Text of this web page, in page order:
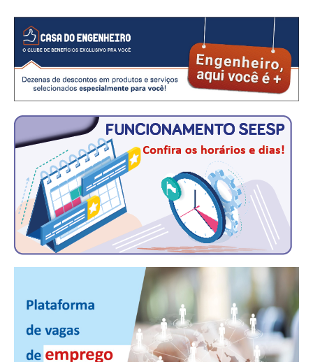
CONSULTORIA
ACORDOS, CONVENÇÕES E DISSÍDIOS
CONTRIBUIÇÕES
CONTRIBUIÇÃO ASSOCIATIVA OU ANUIDADE DE SÓCIO
CONTRIBUIÇÃO SINDICAL URBANA
REVISÃO DE APOSENTADORIA
FGTS EXPURGOS
FGTS CORREÇÃO
LEI 4.950-A/1966 – PISO SALARIAL
LEI 5.194/1966 – REGULAMENTAÇÃO DA PROFISSÃO